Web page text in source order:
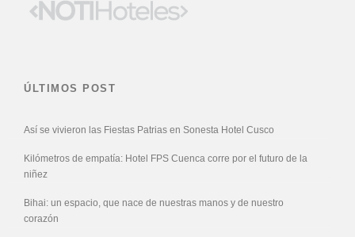
ÚLTIMOS POST
Así se vivieron las Fiestas Patrias en Sonesta Hotel Cusco
Kilómetros de empatía: Hotel FPS Cuenca corre por el futuro de la
niñez
Bihai: un espacio, que nace de nuestras manos y de nuestro
corazón